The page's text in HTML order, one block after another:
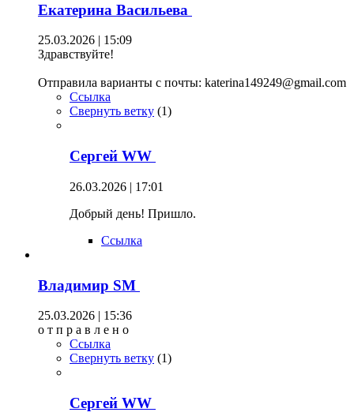
Екатерина Васильева
25.03.2026 | 15:09
Здравствуйте!
Отправила варианты с почты: katerina149249@gmail.com
Ссылка
Свернуть ветку (1)
Сергей WW
26.03.2026 | 17:01
Добрый день! Пришло.
Ссылка
Владимир SM
25.03.2026 | 15:36
о т п р а в л е н о
Ссылка
Свернуть ветку (1)
Сергей WW